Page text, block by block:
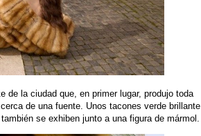
de la ciudad que, en primer lugar, produjo toda
de una fuente. Unos tacones verde brillante
se exhiben junto a una figura de mármol.